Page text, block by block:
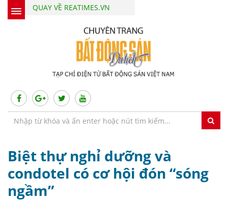
QUAY VỀ REATIMES.VN
Biệt thự nghỉ dưỡng và
condotel có cơ hội đón “sóng
ngầm”